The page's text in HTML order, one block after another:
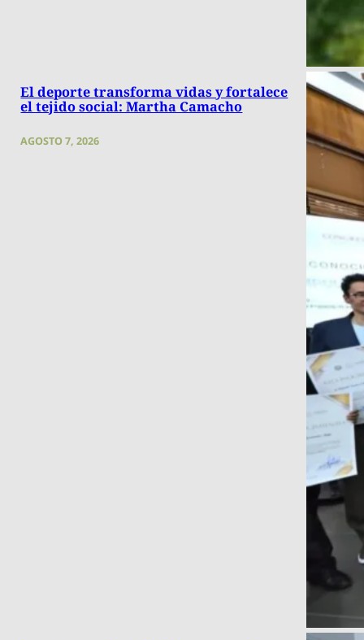
El deporte transforma vidas y fortalece
el tejido social: Martha Camacho
AGOSTO 7, 2026